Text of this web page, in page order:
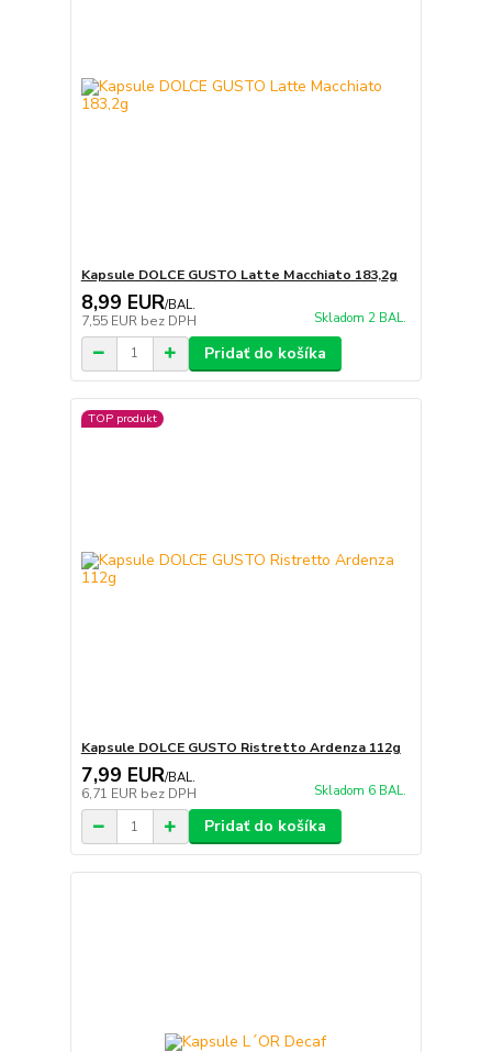
Kapsule DOLCE GUSTO Latte Macchiato 183,2g
8,99 EUR/BAL.
7,55 EUR bez DPH Skladom 2 BAL.
Pridať do košíka
TOP produkt
Kapsule DOLCE GUSTO Ristretto Ardenza 112g
7,99 EUR/BAL.
6,71 EUR bez DPH Skladom 6 BAL.
Pridať do košíka